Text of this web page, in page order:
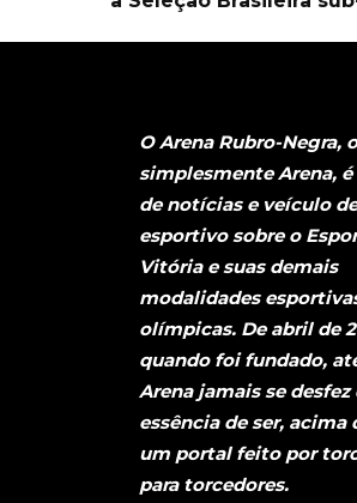
O Arena Rubro-Negra,
simplesmente Arena,
de notícias e veículo
esportivo sobre o
Vitória e suas demais
modalidades
olímpicas. De abril de
quando foi fundado,
Arena jamais se desfez
essência de ser, acima
um portal feito por
para torcedores.